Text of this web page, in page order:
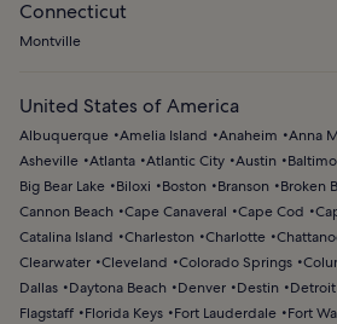
Connecticut
Montville
United States of America
Albuquerque Amelia Island Anaheim Anna
Asheville Atlanta Atlantic City Austin
Big Bear Lake
Biloxi Boston Branson Broken
Cannon Beach
Cape Canaveral Cape Cod
Catalina Island
Charleston Charlotte
Clearwater Cleveland Colorado Springs
Dallas
Daytona Beach Denver Destin Detroit
Flagstaff
Florida Keys Fort Lauderdale Fort